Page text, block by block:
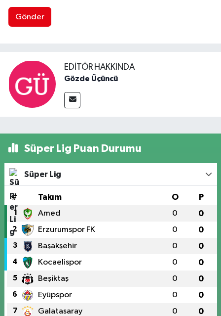
Gönder
EDITÖR HAKKINDA
Gözde Üçüncü
Süper Lig Puan Durumu
Süper Lig
# Takım O P
1 Amed 0 0
2 Erzurumspor FK 0 0
3 Başakşehir 0 0
4 Kocaelispor 0 0
5 Beşiktaş 0 0
6 Eyüpspor 0 0
7 Galatasaray 0 0